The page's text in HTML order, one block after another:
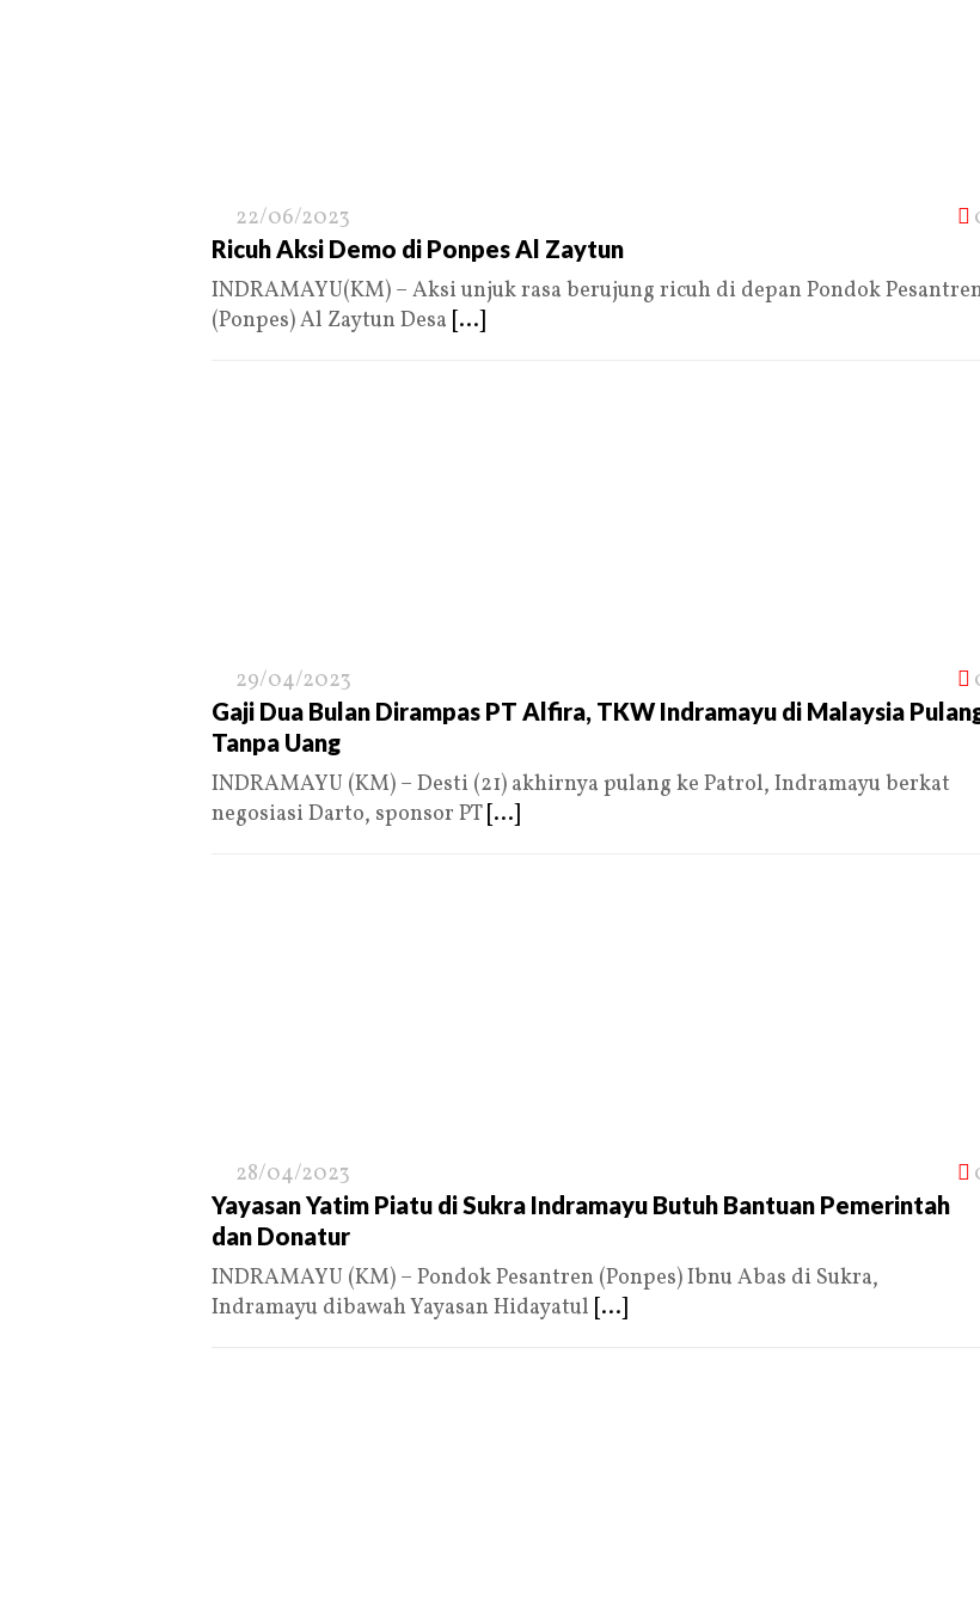
22/06/2023
Ricuh Aksi Demo di Ponpes Al Zaytun
INDRAMAYU(KM) – Aksi unjuk rasa berujung ricuh di depan Pondok
(Ponpes) Al Zaytun Desa [...]
29/04/2023
Gaji Dua Bulan Dirampas PT Alfira, TKW Indramayu di Malaysia
Tanpa Uang
INDRAMAYU (KM) – Desti (21) akhirnya pulang ke Patrol, Indramayu berkat
negosiasi Darto, sponsor PT [...]
28/04/2023
Yayasan Yatim Piatu di Sukra Indramayu Butuh Bantuan Pemerintah
dan Donatur
INDRAMAYU (KM) – Pondok Pesantren (Ponpes) Ibnu Abas di Sukra,
Indramayu dibawah Yayasan Hidayatul [...]